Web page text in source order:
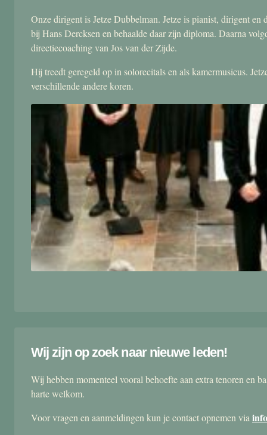
Onze dirigent is Jetze Dubbelman. Jetze is pianist, dirigent
bij Hans Dercksen en behaalde daar zijn diploma. Daarna
directiecoaching van Jos van der Zijde.
Hij treedt geregeld op in solorecitals en als kamermusicus.
verschillende andere koren.
Wij zijn op zoek naar nieuwe leden!
Wij hebben momenteel vooral behoefte aan extra tenoren en
harte welkom.
Voor vragen en aanmeldingen kun je contact opnemen via